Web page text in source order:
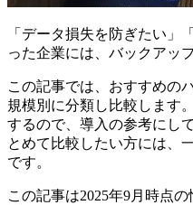
「データ損失を防ぎたい」
った企業には、バックアッ
この記事では、おすすめの
規模別に分類し比較します
するので、導入の参考にし
とめて比較したい方には、
です。
この記事は2025年9月時点